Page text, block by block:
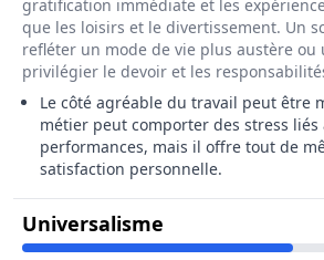
gratification immédiate et les
que les loisirs et le divertissement. Un
refléter un mode de vie plus austère ou
privilégier le devoir et les
Le côté agréable du travail peut être
métier peut comporter des stress liés
performances, mais il offre tout de
satisfaction personnelle.
Universalisme Pour Le